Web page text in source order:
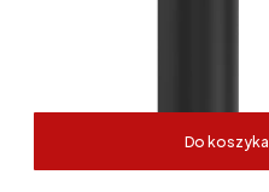
Do koszyka